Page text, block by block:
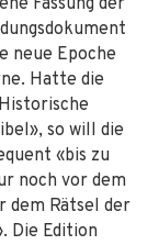
Fassung der
neue Epoche
Hatte die
so will die
«bis zu
noch vor dem
dem Rätsel der
Die Edition